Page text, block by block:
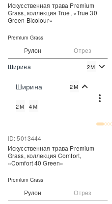
Рулон Отрез
Цена:
Искусственная трава Premium
Grass, коллекция True, «True 30
Green Bicolour»
Premium Grass
Ширина 2М
Ширина 2М
2М 4М
Рулон Отрез
ID: 5013444
Искусственная трава Premium
Grass, коллекция Comfort,
«Comfort 40 Green»
Premium Grass